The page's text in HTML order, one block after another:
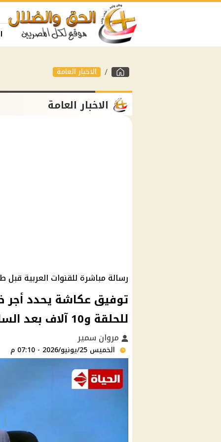
الاخبار العامة
الاخبار العامة
رسالة مباشرة للقنوات العربية قبل
للحلقة و10 آلاف بعد الساعة
مروان سمير
الخميس 25/يونيو/2026 - 07:10 م